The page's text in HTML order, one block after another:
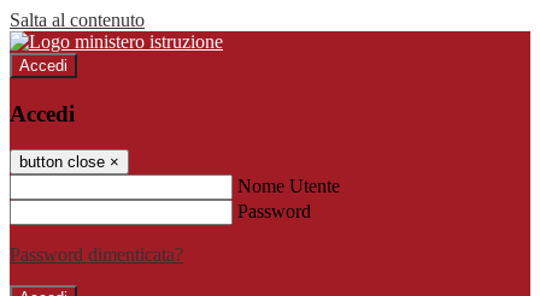
Salta al contenuto
Accedi
Accedi
button close ×
Nome Utente
Password
Password dimenticata?